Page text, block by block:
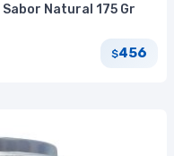
Natural 175 Gr
$456